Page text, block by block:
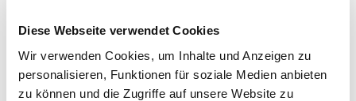
Diese Webseite verwendet Cookies
Wir verwenden Cookies, um Inhalte und Anzeigen zu
personalisieren, Funktionen für soziale Medien anbieten
zu können und die Zugriffe auf unsere Website zu
12. Oktober - 12. Oktober
2024